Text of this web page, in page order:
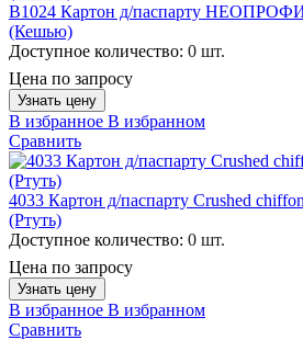
B1024 Картон д/паспарту
(Кешью)
Доступное количество: 0 шт.
Цена по запросу
Узнать цену
В избранное В избранном
Сравнить
4033 Картон д/паспарту Crushed
(Ртуть)
Доступное количество: 0 шт.
Цена по запросу
Узнать цену
В избранное В избранном
Сравнить